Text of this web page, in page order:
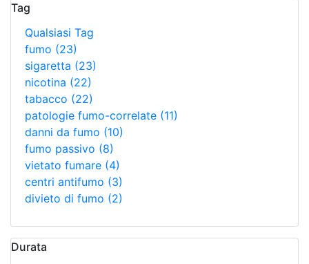
Tag
Qualsiasi Tag
fumo (23)
sigaretta (23)
nicotina (22)
tabacco (22)
patologie fumo-correlate (11)
danni da fumo (10)
fumo passivo (8)
vietato fumare (4)
centri antifumo (3)
divieto di fumo (2)
Durata